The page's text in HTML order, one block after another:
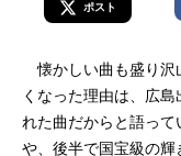
ポスト
懐かしい曲も盛り沢
くなった理由は、広
れた曲だからと語って
や、後半で国宝級の